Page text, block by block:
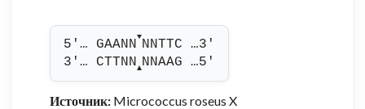
5'… GAANN
▼
NNTTC …3'
3'… CTTNN▲NNAAG …5'
Источник: Micrococcus roseus X